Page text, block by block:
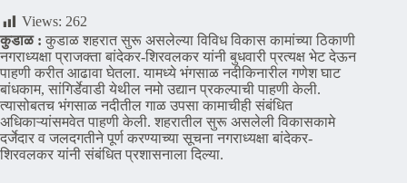
Views: 262
कुडाळ : कुडाळ शहरात सुरू असलेल्या विविध विकास कामांच्या ठिकाणी
नगराध्यक्षा प्राजक्ता बांदेकर-शिरवलकर यांनी बुधवारी प्रत्यक्ष भेट देऊन
पाहणी करीत आढावा घेतला. यामध्ये भंगसाळ नदीकिनारील गणेश घाट
बांधकाम, सांगिर्डेवाडी येथील नमो उद्यान प्रकल्पाची पाहणी केली.
त्यासोबतच भंगसाळ नदीतील गाळ उपसा कामाचीही संबंधित
अधिकाऱ्यांसमवेत पाहणी केली. शहरातील सुरू असलेली विकासकामे
दर्जेदार व जलदगतीने पूर्ण करण्याच्या सूचना नगराध्यक्षा बांदेकर-
शिरवलकर यांनी संबंधित प्रशासनाला दिल्या.